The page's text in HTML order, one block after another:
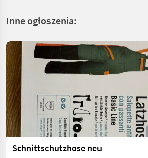
Inne ogłoszenia:
Schnittschutzhose neu